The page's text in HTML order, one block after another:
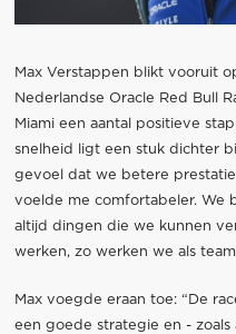
Max Verstappen blikt vooruit
Nederlandse Oracle Red Bull
Miami een aantal positieve
snelheid ligt een stuk dichter
gevoel dat we betere
voelde me comfortabeler. We
altijd dingen die we kunnen
werken, zo werken we als
Max voegde eraan toe: “De
een goede strategie en - zoals